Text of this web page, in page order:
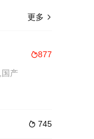
更多 
877
产
 745